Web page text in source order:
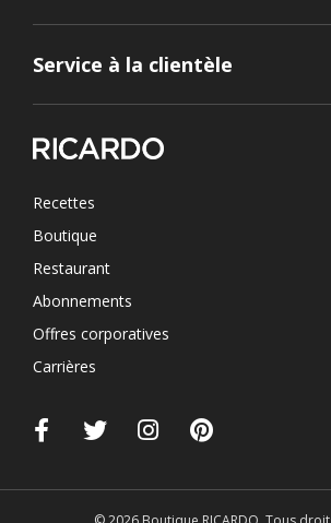
Service à la clientèle
Recettes
Boutique
Restaurant
Abonnements
Offres corporatives
Carrières